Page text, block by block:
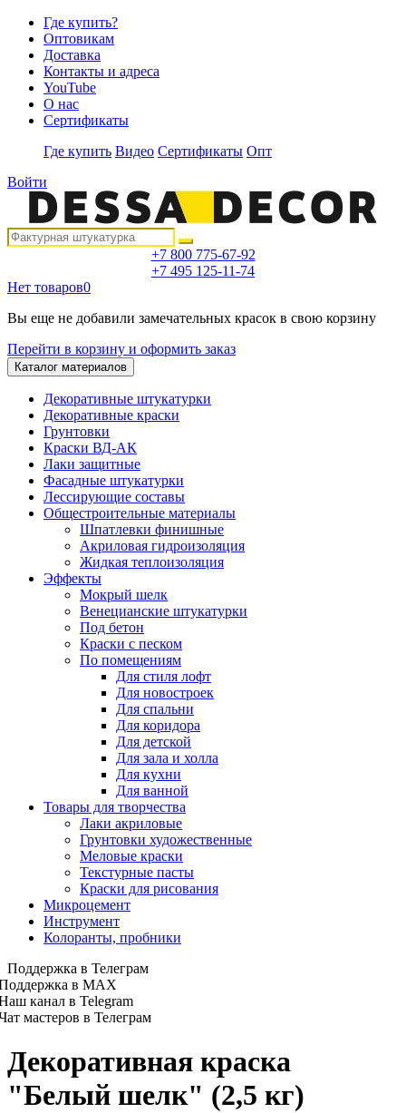
Где купить?
Оптовикам
Доставка
Контакты и адреса
YouTube
О нас
Сертификаты
Где купить Видео Сертификаты Опт
Войти
+7 800 775-67-92
+7 495 125-11-74
Нет товаров0
Вы еще не добавили замечательных красок в свою корзину
Перейти в корзину и оформить заказ
Каталог материалов
Декоративные штукатурки
Декоративные краски
Грунтовки
Краски ВД-АК
Лаки защитные
Фасадные штукатурки
Лессирующие составы
Общестроительные материалы
Шпатлевки финишные
Акриловая гидроизоляция
Жидкая теплоизоляция
Эффекты
Мокрый шелк
Венецианские штукатурки
Под бетон
Краски с песком
По помещениям
Для стиля лофт
Для новостроек
Для спальни
Для коридора
Для детской
Для зала и холла
Для кухни
Для ванной
Товары для творчества
Лаки акриловые
Грунтовки художественные
Меловые краски
Текстурные пасты
Краски для рисования
Микроцемент
Инструмент
Колоранты, пробники
Поддержка в Телеграм
в MAX
канал в Telegram
мастеров в Телеграм
Декоративная краска
"Белый шелк" (2,5 кг)